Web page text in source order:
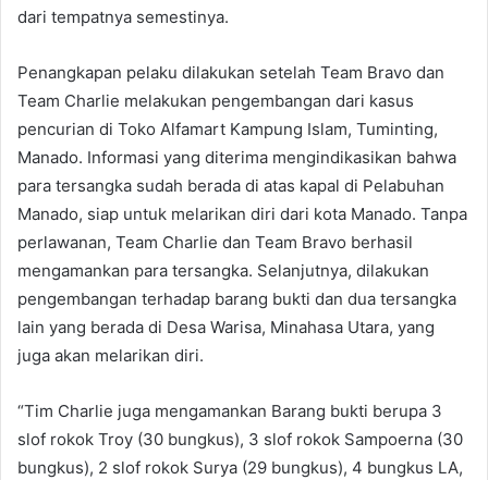
dari tempatnya semestinya.
Penangkapan pelaku dilakukan setelah Team Bravo dan
Team Charlie melakukan pengembangan dari kasus
pencurian di Toko Alfamart Kampung Islam, Tuminting,
Manado. Informasi yang diterima mengindikasikan bahwa
para tersangka sudah berada di atas kapal di Pelabuhan
Manado, siap untuk melarikan diri dari kota Manado. Tanpa
perlawanan, Team Charlie dan Team Bravo berhasil
mengamankan para tersangka. Selanjutnya, dilakukan
pengembangan terhadap barang bukti dan dua tersangka
lain yang berada di Desa Warisa, Minahasa Utara, yang
juga akan melarikan diri.
“Tim Charlie juga mengamankan Barang bukti berupa 3
slof rokok Troy (30 bungkus), 3 slof rokok Sampoerna (30
bungkus), 2 slof rokok Surya (29 bungkus), 4 bungkus LA,